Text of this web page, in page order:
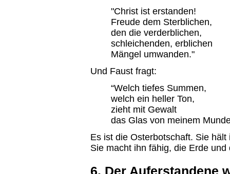
"Christ ist erstanden!
Freude dem Sterblichen,
den die verderblichen,
schleichenden, erblichen
Mängel umwanden."
Und Faust fragt:
“Welch tiefes Summen,
welch ein heller Ton,
zieht mit Gewalt
das Glas von meinem
Es ist die Osterbotschaft. Sie
Sie macht ihn fähig, die Erde
6. Der Auferstandene